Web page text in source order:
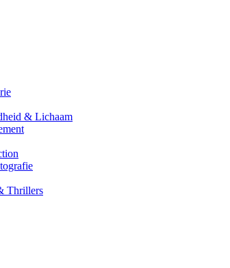
& Lichaam
Thrillers